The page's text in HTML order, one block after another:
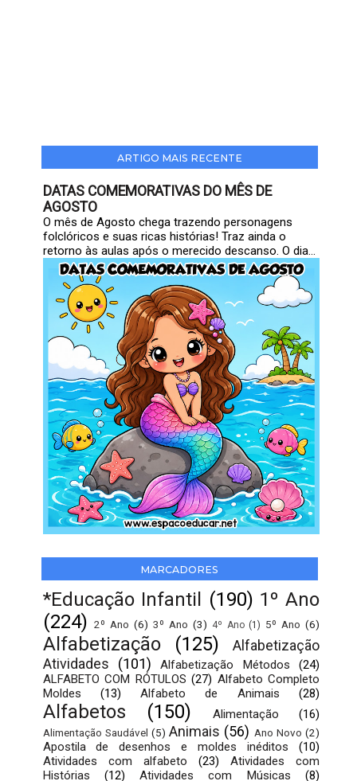
ARTIGO MAIS RECENTE
DATAS COMEMORATIVAS DO MÊS DE
AGOSTO
O mês de Agosto chega trazendo personagens
folclóricos e suas ricas histórias! Traz ainda o
retorno às aulas após o merecido descanso. O dia...
MARCADORES
*Educação Infantil (190) 1º Ano
(224) 2º Ano (6) 3º Ano (3) 4º Ano (1) 5º Ano (6)
Alfabetização (125)
Alfabetização
Atividades
(101) Alfabetização Métodos
(24)
ALFABETO COM RÓTULOS (27) Alfabeto Completo
Moldes
(13) Alfabeto de Animais (28)
Alfabetos (150) Alimentação (16)
Alimentação Saudável (5) Animais (56) Ano Novo (2)
Apostila de desenhos e moldes inéditos
(10)
Atividades com alfabeto
(23)
Atividades com
Histórias
(12) Atividades com Músicas (8)